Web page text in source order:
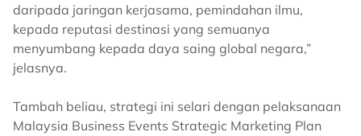
daripada jaringan kerjasama, pemindahan ilmu,
kepada reputasi destinasi yang semuanya
menyumbang kepada daya saing global negara,”
jelasnya.
Tambah beliau, strategi ini selari dengan pelaksanaan
Malaysia Business Events Strategic Marketing Plan